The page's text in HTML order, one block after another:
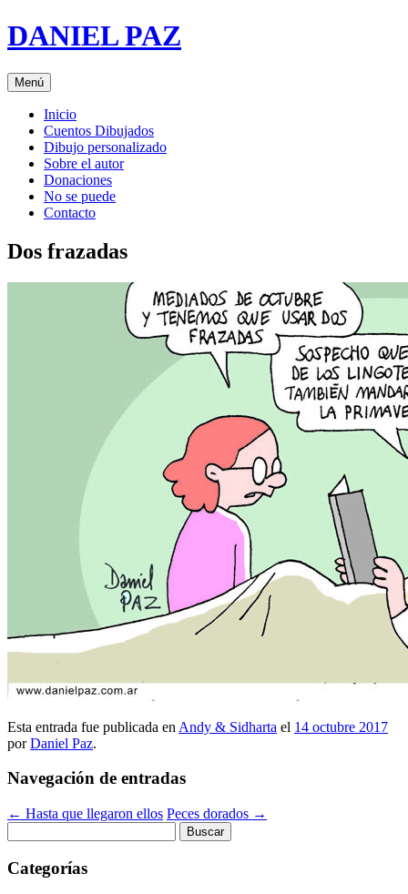
Saltar
al
DANIEL PAZ
Menú
Inicio
Cuentos Dibujados
Dibujo personalizado
Sobre el autor
Donaciones
No se puede
Contacto
Dos frazadas
Esta entrada fue publicada en Andy & Sidharta el 14 octubre 2017
porDaniel Paz.
Navegación de entradas
← Hasta que llegaron ellos Peces dorados →
Categorías